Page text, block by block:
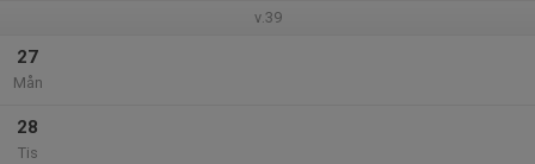
v.39
27
Mån
28
Tis